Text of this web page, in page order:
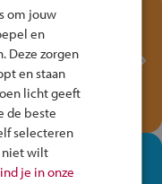
met het
Verkeersspel
fiets!
je op je
om jouw
en
Deze zorgen
en staan
licht geeft
de beste
selecteren
niet wilt
je in onze